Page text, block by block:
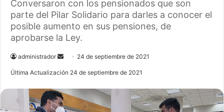
Conversaron con los pensionados que son
parte del Pilar Solidario para darles a conocer el
posible aumento en sus pensiones, de
aprobarse la Ley.
administrador
e
d
a
24 de septiembre de 2021
Última Actualización 24 de septiembre de 2021